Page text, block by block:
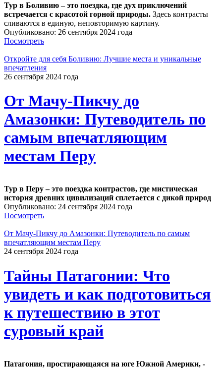
Тур в Боливию – это поездка, где дух приключений
встречается с красотой горной природы. Здесь контрасты
сливаются в единую, неповторимую картину.
Опубликовано: 26 сентября 2024 года
Посмотреть
Откройте для себя Боливию: Лучшие места и уникальные
впечатления
26 сентября 2024 года
От Мачу-Пикчу до
Амазонки: Путеводитель по
самым впечатляющим
местам Перу
Тур в Перу – это поездка контрастов, где мистическая
история древних цивилизаций сплетается с дикой природ
Опубликовано: 24 сентября 2024 года
Посмотреть
От Мачу-Пикчу до Амазонки: Путеводитель по самым
впечатляющим местам Перу
24 сентября 2024 года
Тайны Патагонии: Что
увидеть и как подготовиться
к путешествию в этот
суровый край
Патагония, простирающаяся на юге Южной Америки, -